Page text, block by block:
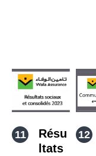
Résu
ltats